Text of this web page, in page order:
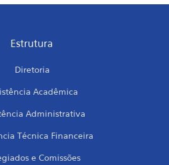
Estrutura
Diretoria
Acadêmica
Administrativa
Técnica Financeira
e Comissões